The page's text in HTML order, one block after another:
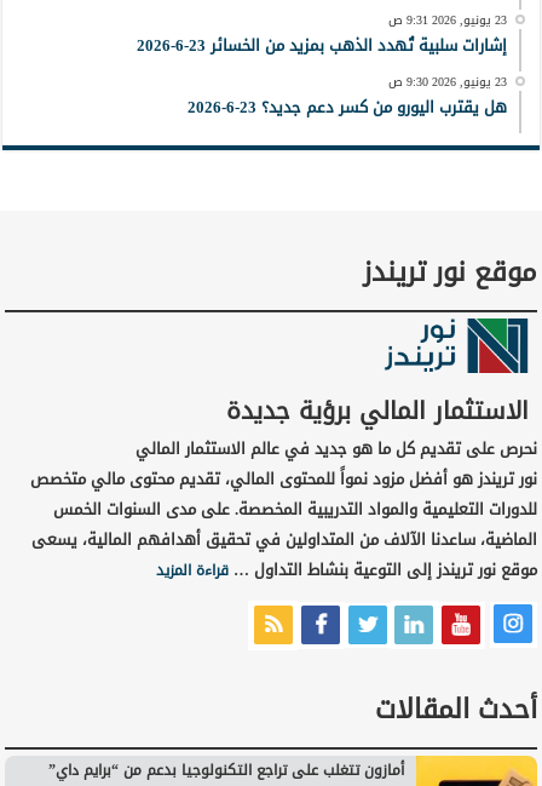
23 يونيو, 2026 9:31 ص
إشارات سلبية تُهدد الذهب بمزيد من الخسائر 23-6-2026
23 يونيو, 2026 9:30 ص
هل يقترب اليورو من كسر دعم جديد؟ 23-6-2026
موقع نور تريندز
الاستثمار المالي برؤية جديدة
نحرص على تقديم كل ما هو جديد في عالم الاستثمار المالي
نور تريندز هو أفضل مزود نمواً للمحتوى المالي، تقديم محتوى مالي متخصص
للدورات التعليمية والمواد التدريبية المخصصة. على مدى السنوات الخمس
الماضية، ساعدنا الآلاف من المتداولين في تحقيق أهدافهم المالية، يسعى
موقع نور تريندز إلى التوعية بنشاط التداول …قراءة المزيد
أحدث المقالات
أمازون تتغلب على تراجع التكنولوجيا بدعم من “برايم داي”